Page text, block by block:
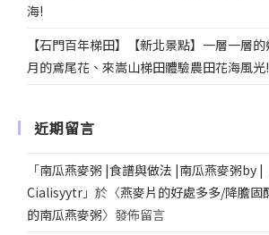
海!
【石門百年梯田】【新北景點】一層一層
月的鳶尾花、來嵩山梯田體驗農田花海風光!
近期留言
「南瓜燕麥粥 |食譜與做法 |南瓜燕麥粥by |
Cialisyytr 」於〈燕麥片的好處多多/降膽固
的南瓜燕麥粥〉發佈留言